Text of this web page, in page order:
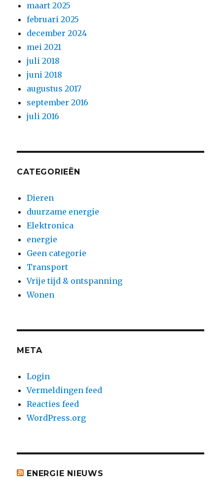
maart 2025
februari 2025
december 2024
mei 2021
juli 2018
juni 2018
augustus 2017
september 2016
juli 2016
CATEGORIEËN
Dieren
duurzame energie
Elektronica
energie
Geen categorie
Transport
Vrije tijd & ontspanning
Wonen
META
Login
Vermeldingen feed
Reacties feed
WordPress.org
ENERGIE NIEUWS